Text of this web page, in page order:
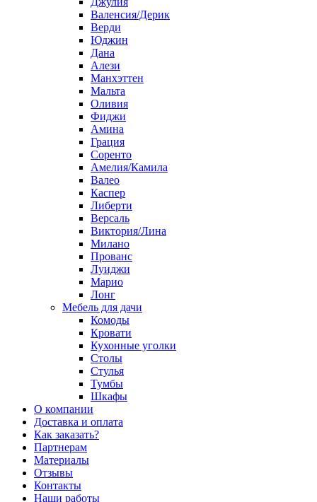
Валенсия/Дерик
Верди
Юджин
Дана
Алези
Манхэттен
Мальта
Оливия
Фиджи
Амина
Грация
Соренто
Амелия/Камила
Валео
Каспер
Либерти
Версаль
Виктория/Лина
Милано
Прованс
Луиджи
Марио
Лонг
Мебель для дачи
Комоды
Кровати
Кухонные уголки
Столы
Стулья
Тумбы
Шкафы
О компании
Доставка и оплата
Как заказать?
Партнерам
Материалы
Отзывы
Контакты
Наши работы